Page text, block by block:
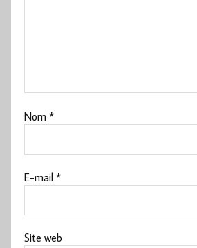
Nom*
E-mail*
Site web